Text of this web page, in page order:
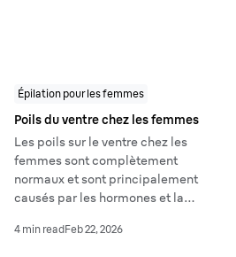
pratiques vous aident à adopter une
routine d’épilation plus confortable
et mieux informée.
Épilation pour les femmes
Poils du ventre chez les femmes
Les poils sur le ventre chez les
femmes sont complètement
normaux et sont principalement
causés par les hormones et la
enlevés en toute sécurité en
4 min readFeb 22, 2026